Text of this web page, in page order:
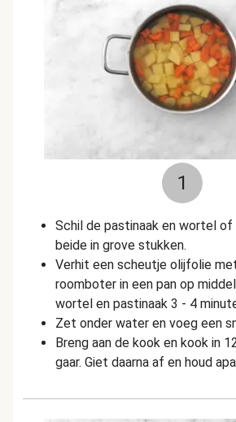
1
Schil de pastinaak en wortel of
beide in grove stukken.
Verhit een scheutje olijfolie
roomboter in een pan op
wortel en pastinaak 3 - 4
Zet onder water en voeg een
Breng aan de kook en kook in
gaar. Giet daarna af en houd